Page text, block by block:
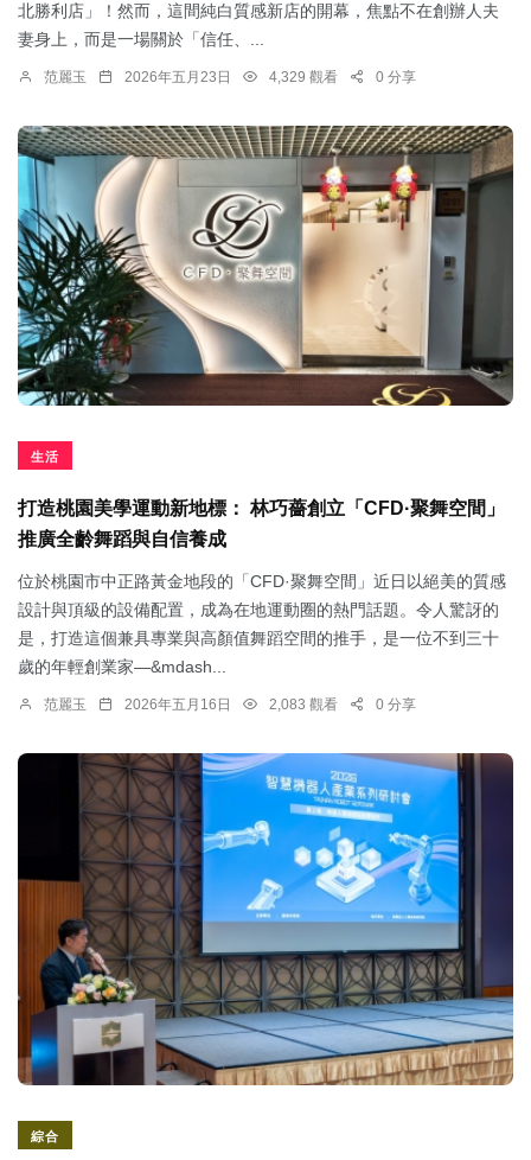
北勝利店」！然而，這間純白質感新店的開幕，焦點不在創辦人夫
妻身上，而是一場關於「信任、...
范麗玉 2026年五月23日 4,329 觀看 0 分享
生活
打造桃園美學運動新地標： 林巧薔創立「CFD·聚舞空間」
推廣全齡舞蹈與自信養成
位於桃園市中正路黃金地段的「CFD·聚舞空間」近日以絕美的質感
設計與頂級的設備配置，成為在地運動圈的熱門話題。令人驚訝的
是，打造這個兼具專業與高顏值舞蹈空間的推手，是一位不到三十
歲的年輕創業家—&mdash...
范麗玉 2026年五月16日 2,083 觀看 0 分享
綜合